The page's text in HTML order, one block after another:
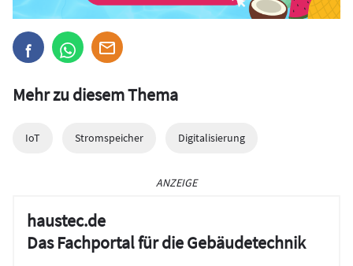
Mehr zu diesem Thema
IoT Stromspeicher Digitalisierung
ANZEIGE
haustec.de
Das Fachportal für die Gebäudetechnik